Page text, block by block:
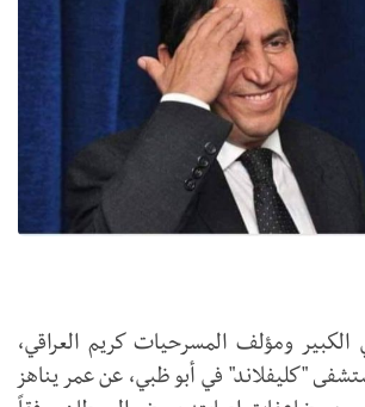
الكبير ومؤلف المسرحيات كريم العراقي،
"كليفلاند" في أبو ظبي، عن عمر يناهز